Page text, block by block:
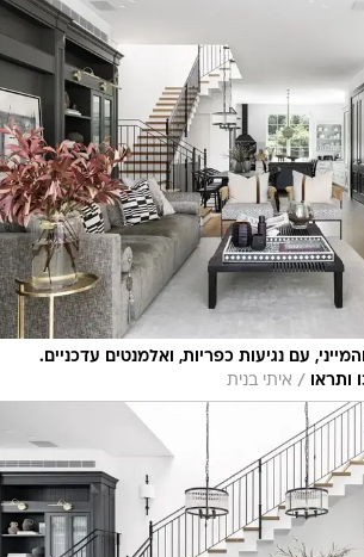
עם נגיעות כפריות, ואלמנטים עדכניים.
ותראו
/ איתי בנית